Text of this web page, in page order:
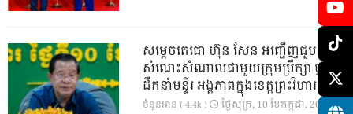
សម្តេចតេជោ ហ៊ុន សែន អញ្ជើញជួប
សំណេះសំណាលជាមួយក្រុមប្រឹក្សា ថ្នាក់
ដឹកនាំមន្ទីរ អង្គភាពក្នុងខេត្តព្រះវិហារ
ចំនួនអាន ( 4.4k ) ថ្ងៃ​សុក្រ, 10 ខែ​កក្កដា, 2026